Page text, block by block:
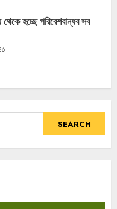
থেকে হচ্ছে পরিবেশবান্ধব সব